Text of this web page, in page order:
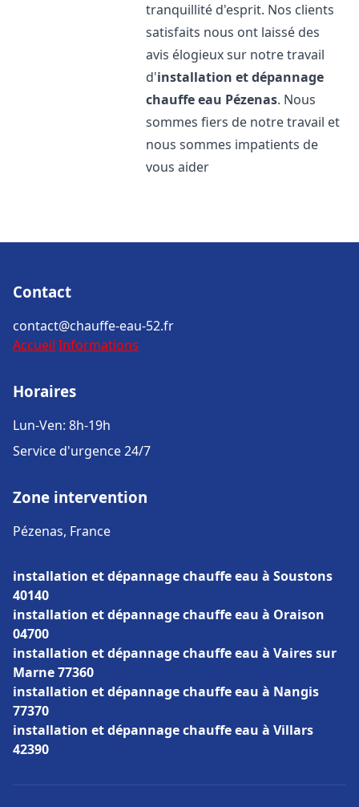
tranquillité d'esprit. Nos clients
satisfaits nous ont laissé des
avis élogieux sur notre travail
d'installation et dépannage
chauffe eau Pézenas. Nous
sommes fiers de notre travail et
nous sommes impatients de
vous aider
Contact
contact@chauffe-eau-52.fr
Accueil Informations
Horaires
Lun-Ven: 8h-19h
Service d'urgence 24/7
Zone intervention
Pézenas, France
installation et dépannage chauffe eau à Soustons
40140
installation et dépannage chauffe eau à Oraison
04700
installation et dépannage chauffe eau à Vaires sur
Marne 77360
installation et dépannage chauffe eau à Nangis
77370
installation et dépannage chauffe eau à Villars
42390